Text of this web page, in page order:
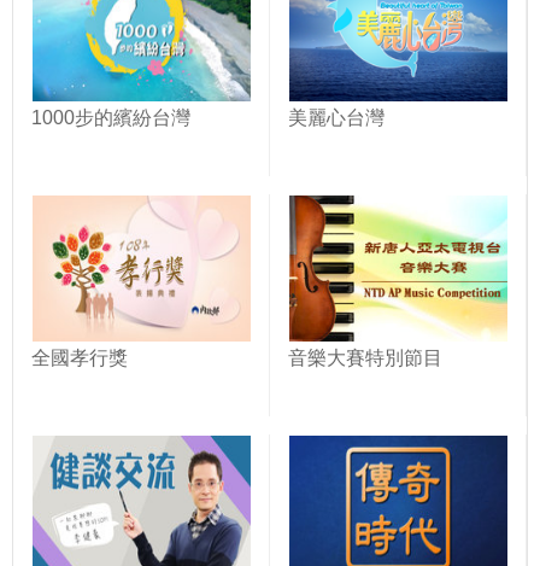
1000步的繽紛台灣 美麗心台灣
全國孝行獎 音樂大賽特別節目